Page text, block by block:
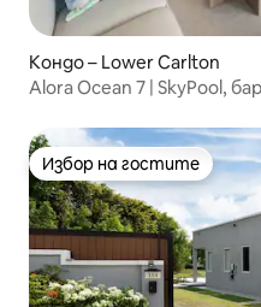
Кондо – Lower Carlton
Alora Ocean 7 | SkyPool,
Избор на гостите
Избор на гостите